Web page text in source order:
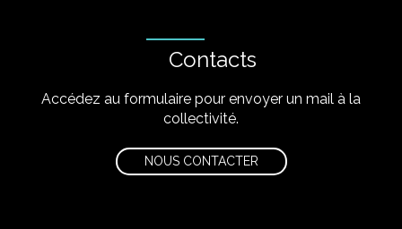
Contacts
Accédez au formulaire pour envoyer un mail à la
collectivité.
NOUS CONTACTER